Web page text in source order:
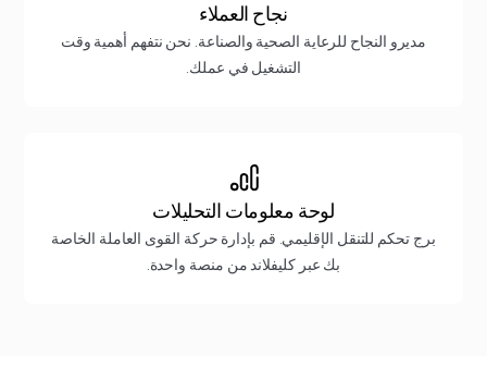
نجاح العملاء
مديرو النجاح للرعاية الصحية والصناعة. نحن نتفهم أهمية وقت
التشغيل في عملك.
لوحة معلومات التحليلات
برج تحكم للتنقل الإقليمي. قم بإدارة حركة القوى العاملة الخاصة
بك عبر كليفلاند من منصة واحدة.